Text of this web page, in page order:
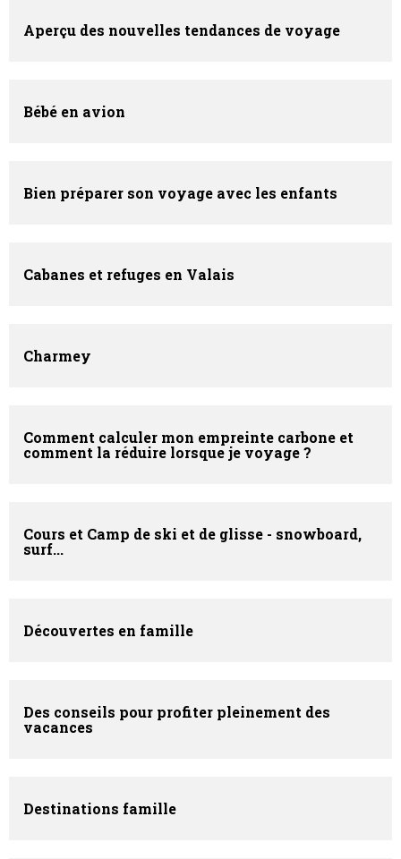
Aperçu des nouvelles tendances de voyage
Bébé en avion
Bien préparer son voyage avec les enfants
Cabanes et refuges en Valais
Charmey
Comment calculer mon empreinte carbone et
comment la réduire lorsque je voyage ?
Cours et Camp de ski et de glisse - snowboard,
surf...
Découvertes en famille
Des conseils pour profiter pleinement des
vacances
Destinations famille